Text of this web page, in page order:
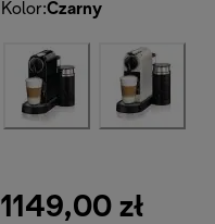
Kolor:Czarny
1149,00 zł